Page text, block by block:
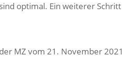
optimal. Ein weiterer Schritt
MZ vom 21. November 2021